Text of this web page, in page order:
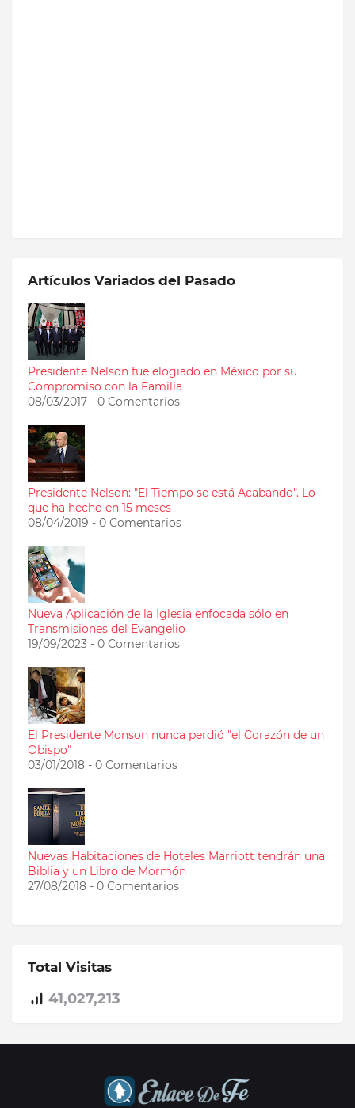
Artículos Variados del Pasado
Presidente Nelson fue elogiado en México por su
Compromiso con la Familia
08/03/2017 - 0 Comentarios
Presidente Nelson: "El Tiempo se está Acabando". Lo
que ha hecho en 15 meses
08/04/2019 - 0 Comentarios
Nueva Aplicación de la Iglesia enfocada sólo en
Transmisiones del Evangelio
19/09/2023 - 0 Comentarios
El Presidente Monson nunca perdió "el Corazón de un
Obispo"
03/01/2018 - 0 Comentarios
Nuevas Habitaciones de Hoteles Marriott tendrán una
Biblia y un Libro de Mormón
27/08/2018 - 0 Comentarios
Total Visitas
41,027,213